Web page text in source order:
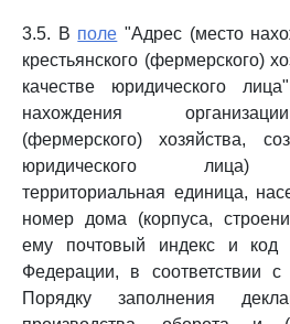
3.5. В поле "Адрес (место
крестьянского (фермерского)
качестве юридического
нахождения
(фермерского) хозяйства,
юридического лица)
территориальная единица,
номер дома (корпуса,
ему почтовый индекс и код
Федерации, в соответствии с
Порядку заполнения